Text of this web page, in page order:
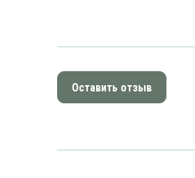
Оставить отзыв